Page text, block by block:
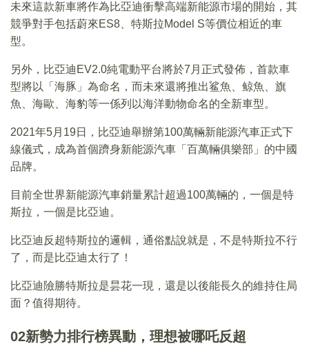
未來這款新車將作為比亞迪衝擊高端新能源市場的開始，其
競爭對手包括蔚來ES8、特斯拉Model S等價位相近的車
型。
另外，比亞迪EV2.0純電動平台將於7月正式發佈，首款車
型將以「海豚」為命名，而未來還將推出鲨魚、鲸魚、旗
魚、海歐、海豹等一係列以海洋動物命名的全新車型。
2021年5月19日，比亞迪舉辦第100萬輛新能源汽車正式下
線儀式，成為首個躋身新能源汽車「百萬輛俱樂部」的中國
品牌。
目前全世界新能源汽車銷量累計超過100萬輛的，一個是特
斯拉，一個是比亞迪。
比亞迪反超特斯拉的邏輯，通俗點說就是，不是特斯拉不行
了，而是比亞迪太行了！
比亞迪險勝特斯拉是昙花一現，還是以後能長久的維持住局
面？值得期待。
02新勢力排行榜異動， 理想被哪吒反超